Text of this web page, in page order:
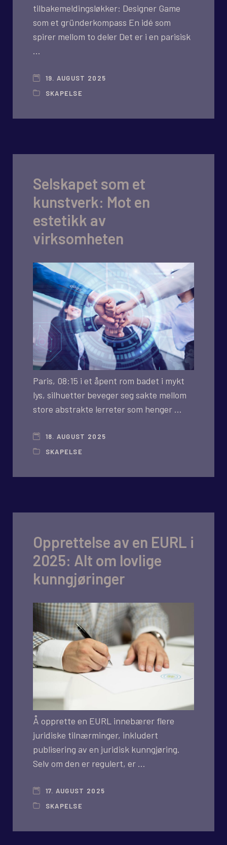
tilbakemeldingsløkker: Designer Game
som et gründerkompass En idé som
spirer mellom to deler Det er i en parisisk
…
19. AUGUST 2025
SKAPELSE
Selskapet som et
kunstverk: Mot en
estetikk av
virksomheten
Paris, 08:15 i et åpent rom badet i mykt
lys, silhuetter beveger seg sakte mellom
store abstrakte lerreter som henger …
18. AUGUST 2025
SKAPELSE
Opprettelse av en EURL i
2025: Alt om lovlige
kunngjøringer
Å opprette en EURL innebærer flere
juridiske tilnærminger, inkludert
publisering av en juridisk kunngjøring.
Selv om den er regulert, er …
17. AUGUST 2025
SKAPELSE